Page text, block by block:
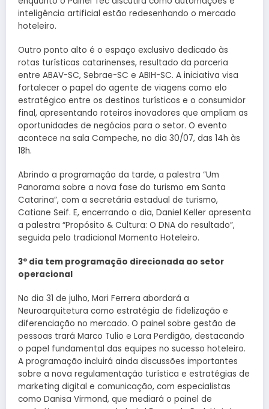
inteligência artificial estão redesenhando o mercado
hoteleiro.
Outro ponto alto é o espaço exclusivo dedicado às
rotas turísticas catarinenses, resultado da parceria
entre ABAV-SC, Sebrae-SC e ABIH-SC. A iniciativa visa
fortalecer o papel do agente de viagens como elo
estratégico entre os destinos turísticos e o consumidor
final, apresentando roteiros inovadores que ampliam as
oportunidades de negócios para o setor. O evento
acontece na sala Campeche, no dia 30/07, das 14h às
18h.
Abrindo a programação da tarde, a palestra “Um
Panorama sobre a nova fase do turismo em Santa
Catarina”, com a secretária estadual de turismo,
Catiane Seif. E, encerrando o dia, Daniel Keller apresenta
a palestra “Propósito & Cultura: O DNA do resultado”,
seguida pelo tradicional Momento Hoteleiro.
3º dia tem programação direcionada ao setor
operacional
No dia 31 de julho, Mari Ferrera abordará a
Neuroarquitetura como estratégia de fidelização e
diferenciação no mercado. O painel sobre gestão de
pessoas trará Marco Tulio e Lara Perdigão, destacando
o papel fundamental das equipes no sucesso hoteleiro.
A programação incluirá ainda discussões importantes
sobre a nova regulamentação turística e estratégias de
marketing digital e comunicação, com especialistas
como Danisa Virmond, que mediará o painel de